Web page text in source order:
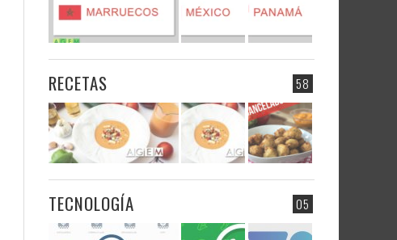
58
RECETAS
05
TECNOLOGÍA